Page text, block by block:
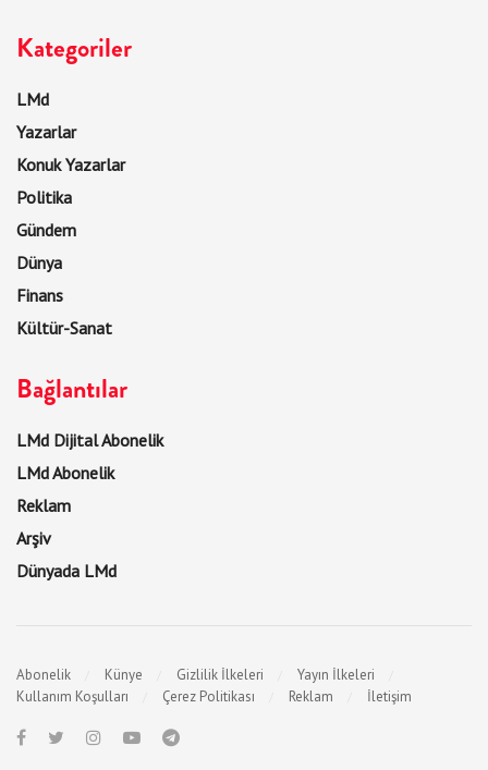
Kategoriler
LMd
Yazarlar
Konuk Yazarlar
Politika
Gündem
Dünya
Finans
Kültür-Sanat
Bağlantılar
LMd Dijital Abonelik
LMd Abonelik
Reklam
Arşiv
Dünyada LMd
Abonelik Künye Gizlilik İlkeleri
Yayın İlkeleri
Kullanım Koşulları
Çerez Politikası Reklam İletişim